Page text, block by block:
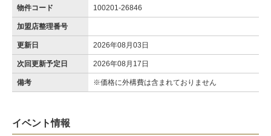
物件コード 100201-26846
加盟店整理番号
更新日 2026年08月03日
次回更新予定日 2026年08月17日
備考 ※価格に外構費は含まれておりません
イベント情報